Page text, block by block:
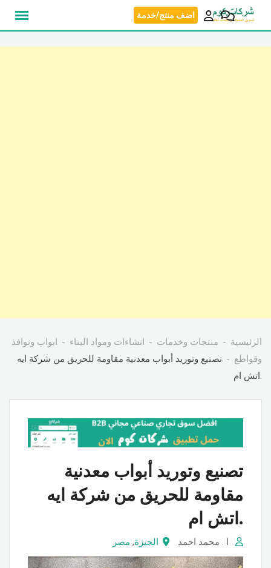
انتقل
اضف منتج/خدمة
الرئيسية منتجات وخدمات انشاءات ومواد البناء
ابواب ونوافذ
وقواطع
تصنيع وتوريد أبواب معدنية مقاومة للحريق من شركة ايه
.اتش ام
تصنيع وتوريد أبواب معدنية
مقاومة للحريق من شركة ايه
.اتش ام
ا . محمد احمد الجيزة, مصر